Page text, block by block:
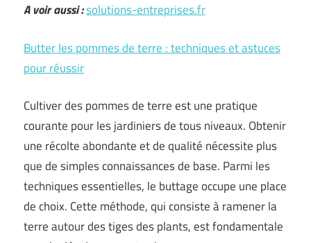
A voir aussi :solutions-entreprises.fr
Butter les pommes de terre : techniques et astuces
pour réussir
Cultiver des pommes de terre est une pratique
courante pour les jardiniers de tous niveaux. Obtenir
une récolte abondante et de qualité nécessite plus
que de simples connaissances de base. Parmi les
techniques essentielles, le buttage occupe une place
de choix. Cette méthode, qui consiste à ramener la
terre autour des tiges des plants, est fondamentale